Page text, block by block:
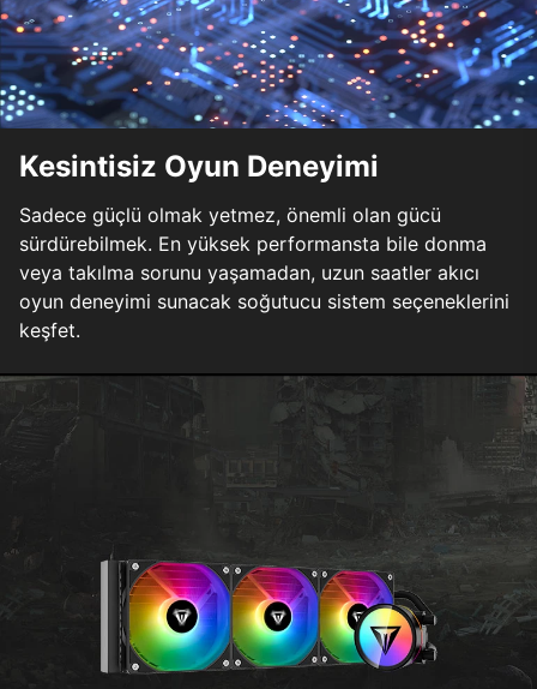
Kesintisiz Oyun Deneyimi
Sadece güçlü olmak yetmez, önemli olan gücü
sürdürebilmek. En yüksek performansta bile donma
veya takılma sorunu yaşamadan, uzun saatler akıcı
oyun deneyimi sunacak soğutucu sistem seçeneklerini
keşfet.